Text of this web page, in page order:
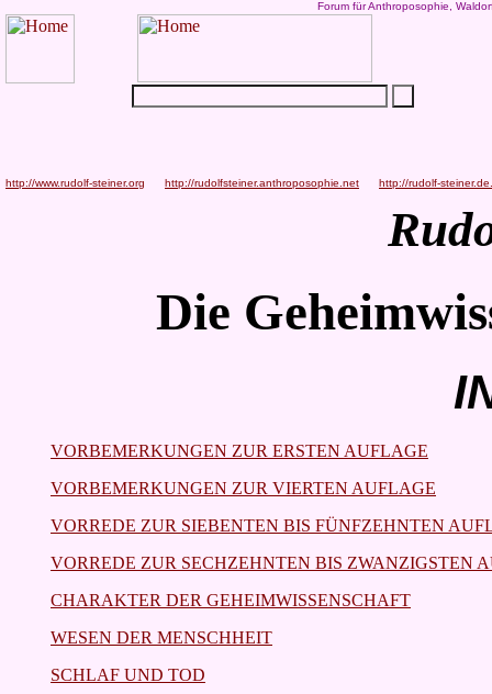
Forum für Anthroposophie,
http://www.rudolf-steiner.org http://rudolfsteiner.anthroposophie.net http://rudolf-
Die
VORBEMERKUNGEN ZUR ERSTEN AUFLAGE
VORBEMERKUNGEN ZUR VIERTEN AUFLAGE
VORREDE ZUR SIEBENTEN BIS FÜNFZEHNTEN
VORREDE ZUR SECHZEHNTEN BIS ZWANZIGSTEN
CHARAKTER DER GEHEIMWISSENSCHAFT
WESEN DER MENSCHHEIT
SCHLAF UND TOD